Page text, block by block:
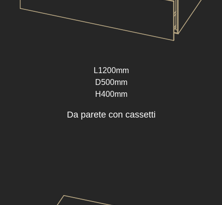
L1200mm
D500mm
H400mm
Da parete con cassetti